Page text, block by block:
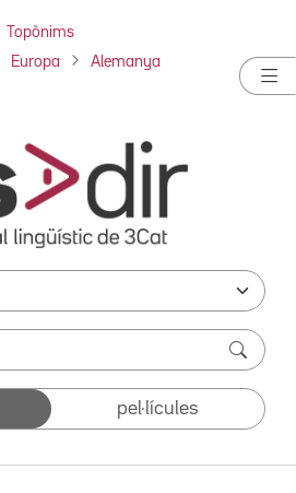
Topònims
Europa Alemanya
pel·lícules